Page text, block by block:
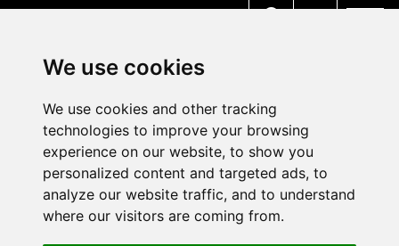
We use cookies
We use cookies and other tracking
technologies to improve your browsing
experience on our website, to show you
personalized content and targeted ads, to
analyze our website traffic, and to understand
where our visitors are coming from.